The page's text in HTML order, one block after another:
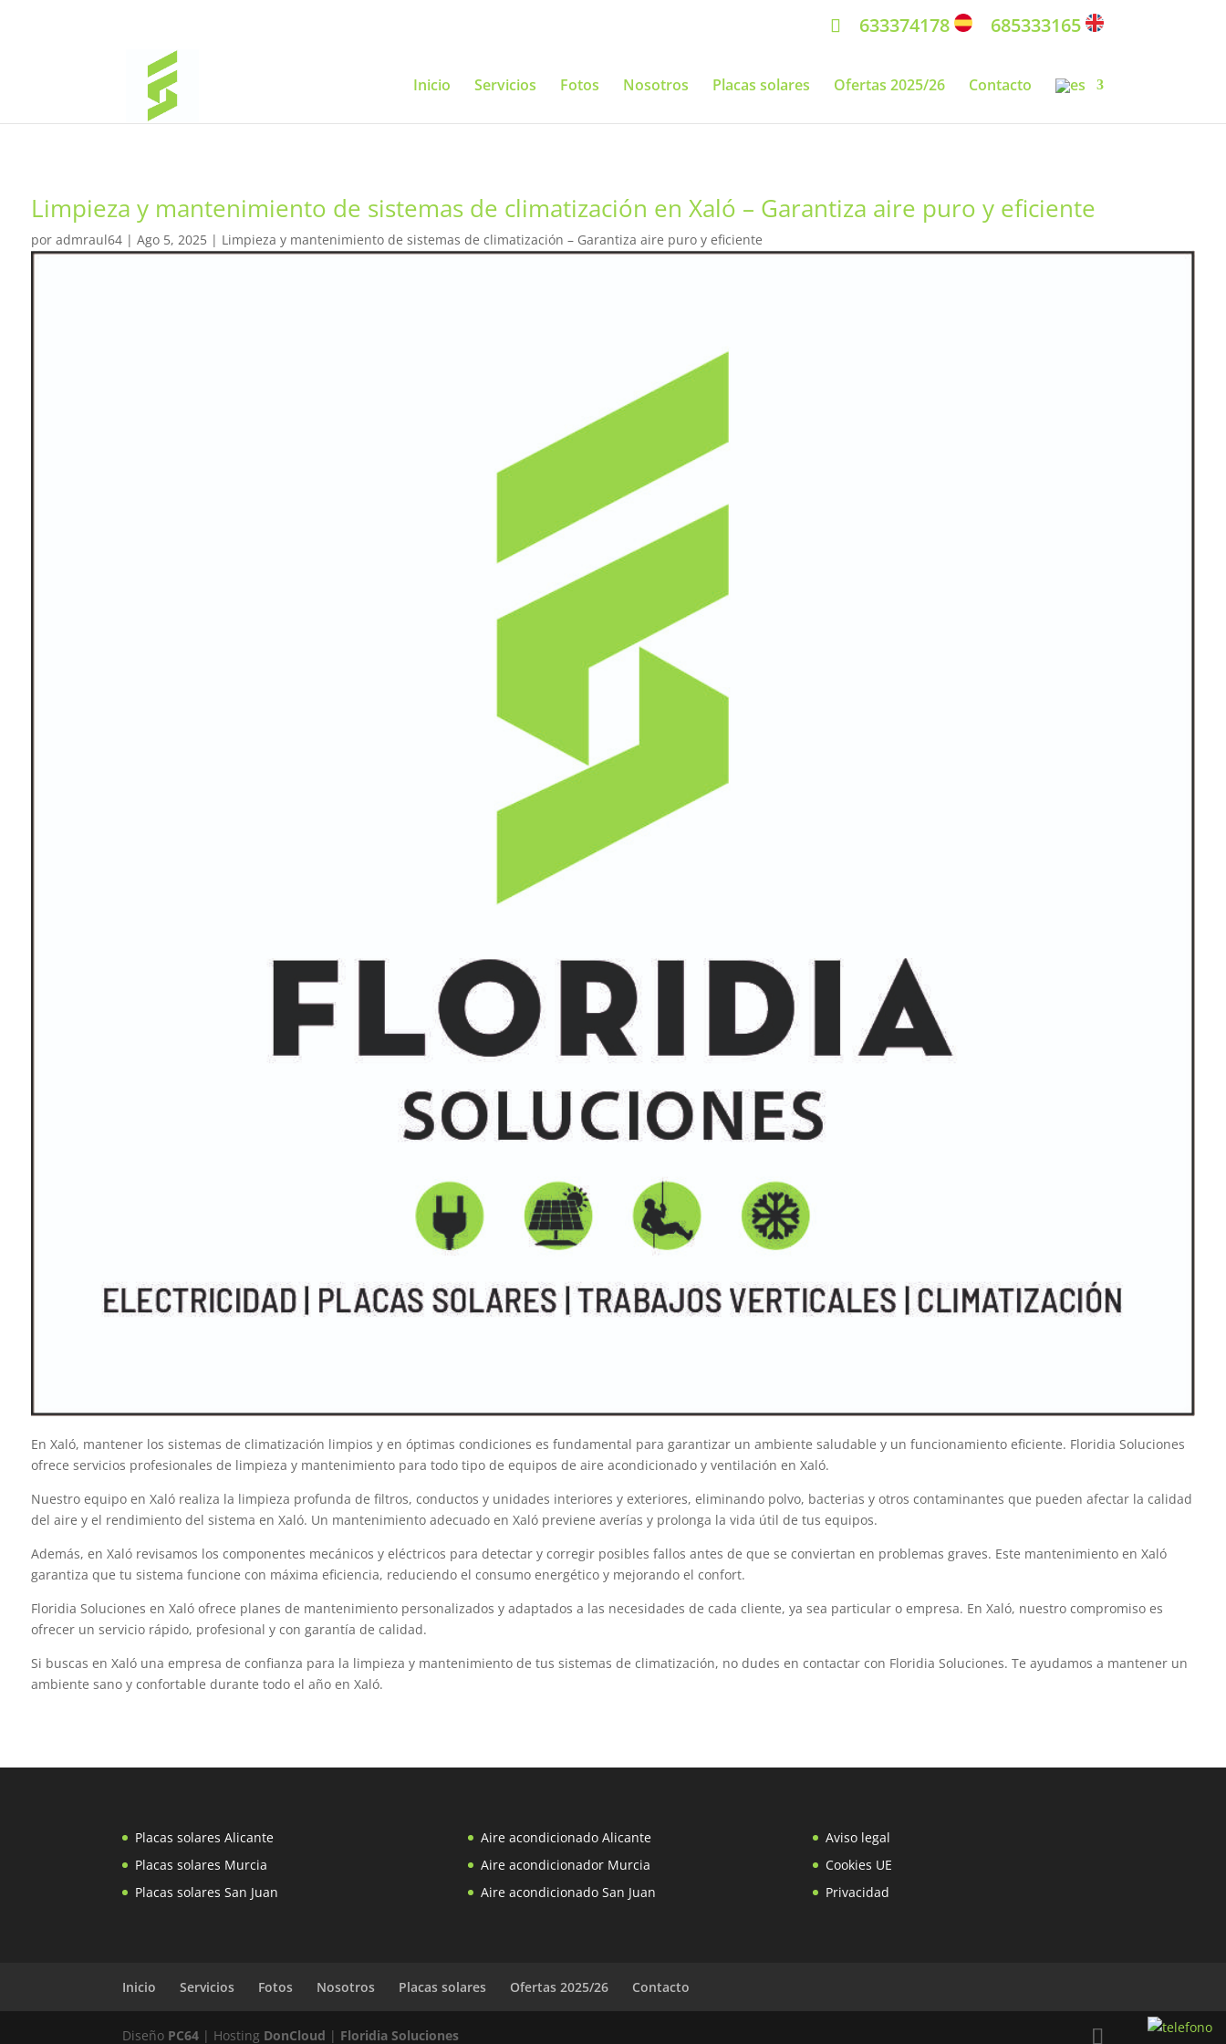
633374178 685333165
Inicio Servicios Fotos Nosotros Placas solares Ofertas 2025/26 Contacto
Limpieza y mantenimiento de sistemas de climatización en Xaló – Garantiza aire puro y eficiente
por admraul64| Ago 5, 2025| Limpieza y mantenimiento de sistemas de climatización – Garantiza aire puro y eficiente
En Xaló, mantener los sistemas de climatización limpios y en óptimas condiciones es fundamental para garantizar un ambiente saludable y un funcionamiento eficiente. Floridia Soluciones
ofrece servicios profesionales de limpieza y mantenimiento para todo tipo de equipos de aire acondicionado y ventilación en Xaló.
Nuestro equipo en Xaló realiza la limpieza profunda de filtros, conductos y unidades interiores y exteriores, eliminando polvo, bacterias y otros contaminantes que pueden afectar la calidad
del aire y el rendimiento del sistema en Xaló. Un mantenimiento adecuado en Xaló previene averías y prolonga la vida útil de tus equipos.
Además, en Xaló revisamos los componentes mecánicos y eléctricos para detectar y corregir posibles fallos antes de que se conviertan en problemas graves. Este mantenimiento en Xaló
garantiza que tu sistema funcione con máxima eficiencia, reduciendo el consumo energético y mejorando el confort.
Floridia Soluciones en Xaló ofrece planes de mantenimiento personalizados y adaptados a las necesidades de cada cliente, ya sea particular o empresa. En Xaló, nuestro compromiso es
ofrecer un servicio rápido, profesional y con garantía de calidad.
Si buscas en Xaló una empresa de confianza para la limpieza y mantenimiento de tus sistemas de climatización, no dudes en contactar con Floridia Soluciones. Te ayudamos a mantener un
ambiente sano y confortable durante todo el año en Xaló.
Placas solares Alicante
Placas solares Murcia
Placas solares San Juan
Aire acondicionado Alicante
Aire acondicionador Murcia
Aire acondicionado San Juan
Aviso legal
Cookies UE
Privacidad
Inicio Servicios Fotos Nosotros Placas solares Ofertas 2025/26 Contacto
Diseño PC64 | Hosting DonCloud | Floridia Soluciones